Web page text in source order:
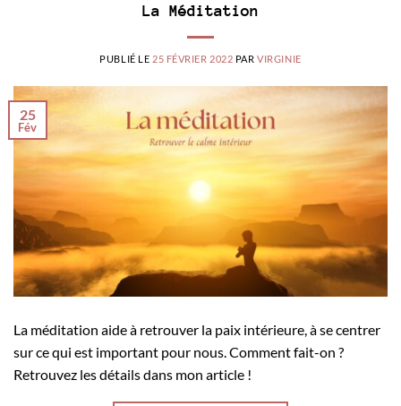
La Méditation
PUBLIÉ LE 25 FÉVRIER 2022 PARVIRGINIE
25
Fév
La méditation aide à retrouver la paix intérieure, à se centrer
sur ce qui est important pour nous. Comment fait-on ?
Retrouvez les détails dans mon article !